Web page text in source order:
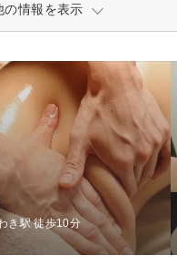
の情報を表示
き駅 徒歩10分